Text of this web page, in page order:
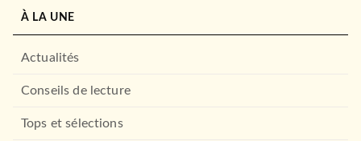
À LA UNE
Actualités
Conseils de lecture
Tops et sélections